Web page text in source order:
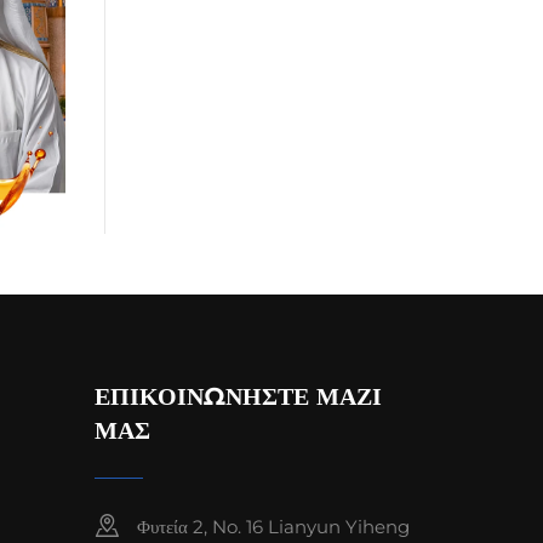
ΕΠΙΚΟΙΝΩΝΗΣΤΕ ΜΑΖΙ
ΜΑΣ
Φυτεία 2, No. 16 Lianyun Yiheng